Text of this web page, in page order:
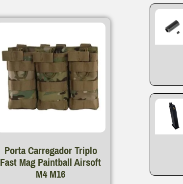
Porta Carregador Triplo
Fast Mag Paintball Airsoft
M4 M16